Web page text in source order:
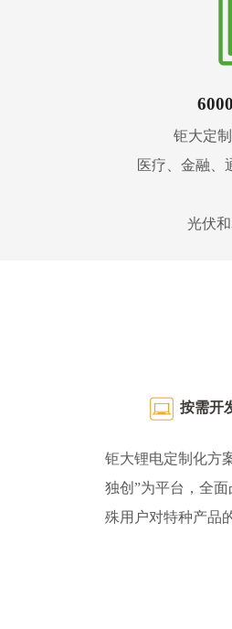
钜大定
医疗、金融、
光伏
按需开
钜大锂电定制化方
独创”为平台，全
殊用户对特种产品